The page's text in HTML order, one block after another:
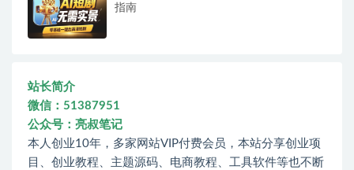
指南
站长简介
微信：51387951
公众号：亮叔笔记
本人创业10年，多家网站VIP付费会员，本站分享创业项
目、创业教程、主题源码、电商教程、工具软件等也不断